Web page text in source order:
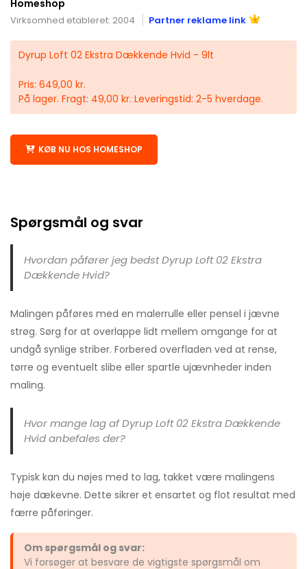
Homeshop
Virksomhed etableret: 2004 Partner reklame link
Dyrup Loft 02 Ekstra Dækkende Hvid - 9lt
Pris: 649,00 kr.
På lager. Fragt: 49,00 kr. Leveringstid: 2-5 hverdage.
KØB NU HOS HOMESHOP
Spørgsmål og svar
Hvordan påfører jeg bedst Dyrup Loft 02 Ekstra
Dækkende Hvid?
Malingen påføres med en malerrulle eller pensel i jævne
strøg. Sørg for at overlappe lidt mellem omgange for at
undgå synlige striber. Forbered overfladen ved at rense,
tørre og eventuelt slibe eller spartle ujævnheder inden
maling.
Hvor mange lag af Dyrup Loft 02 Ekstra Dækkende
Hvid anbefales der?
Typisk kan du nøjes med to lag, takket være malingens
høje dækevne. Dette sikrer et ensartet og flot resultat med
færre påføringer.
Om spørgsmål og svar:
Vi forsøger at besvare de vigtigste spørgsmål om